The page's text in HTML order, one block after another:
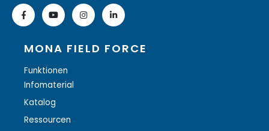
MONA FIELD FORCE
Funktionen
Infomaterial
Katalog
Ressourcen